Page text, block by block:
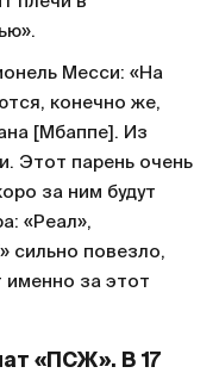
Месси: «На
конечно же,
[Мбаппе]. Из
Этот парень очень
за ним будут
«Реал»,
сильно повезло,
именно за этот
«ПСЖ». В 17